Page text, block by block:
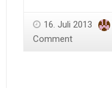
16. Juli 2013
Comment